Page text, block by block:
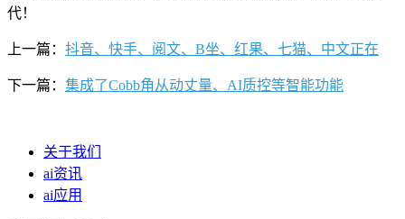
代！
上一篇： 抖音、快手、阅文、B坐、红果、七猫、中文正在
下一篇： 集成了Cobb角从动丈量、AI质控等智能功能
关于我们
ai资讯
ai应用